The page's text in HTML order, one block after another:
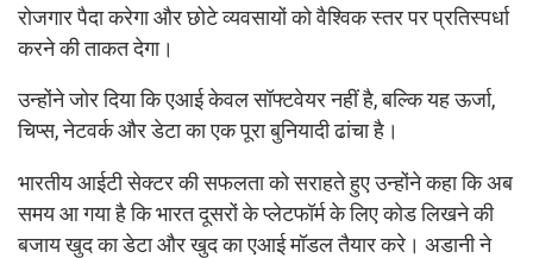
रोजगार पैदा करेगा और छोटे व्यवसायों को वैश्विक स्तर पर प्रतिस्पर्धा
करने की ताकत देगा।
उन्होंने जोर दिया कि एआई केवल सॉफ्टवेयर नहीं है, बल्कि यह ऊर्जा,
चिप्स, नेटवर्क और डेटा का एक पूरा बुनियादी ढांचा है।
भारतीय आईटी सेक्टर की सफलता को सराहते हुए उन्होंने कहा कि अब
समय आ गया है कि भारत दूसरों के प्लेटफॉर्म के लिए कोड लिखने की
बजाय खुद का डेटा और खुद का एआई मॉडल तैयार करे। अडानी ने